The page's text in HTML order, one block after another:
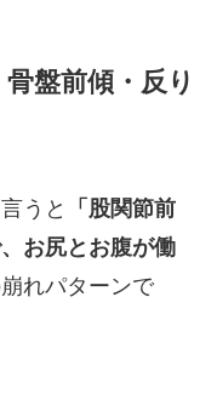
盤前傾・反り
うと
「股関節前
お尻とお腹が働
れパターンで